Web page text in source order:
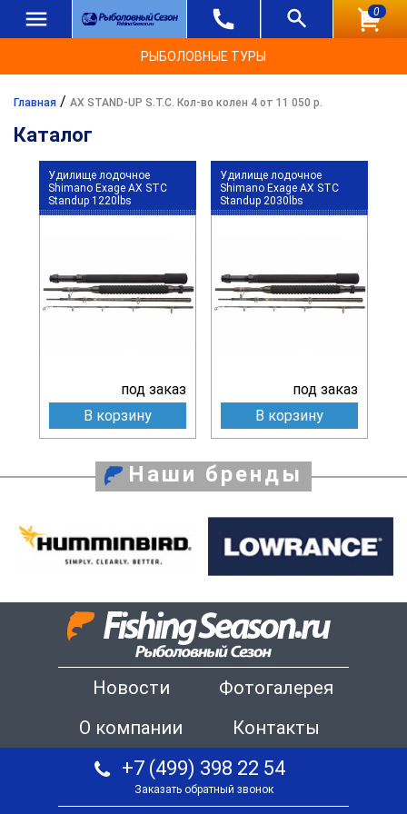
0
РЫБОЛОВНЫЕ ТУРЫ
Главная / AX STAND-UP S.T.C. Кол-во колен 4 от 11 050 р.
Каталог
Удилище лодочное
Shimano Exage AX STC
Standup 1220lbs
под заказ
В корзину
Удилище лодочное
Shimano Exage AX STC
Standup 2030lbs
под заказ
В корзину
Наши бренды
Новости
Фотогалерея
О компании
Контакты
+7 (499) 398 22 54
Заказать обратный звонок